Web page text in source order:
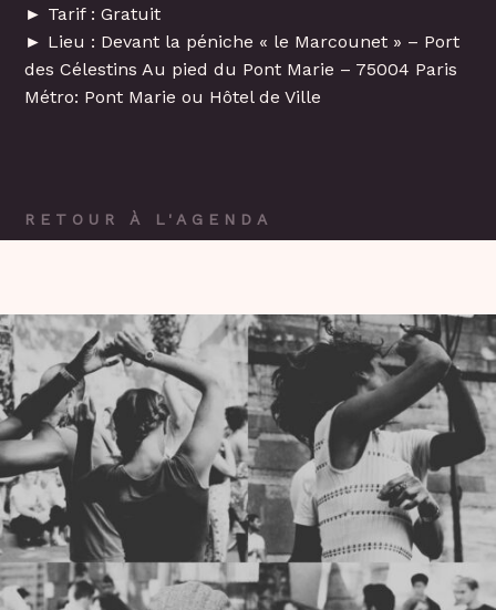
► Tarif : Gratuit
► Lieu : Devant la péniche « le Marcounet » – Port
des Célestins Au pied du Pont Marie – 75004 Paris
Métro: Pont Marie ou Hôtel de Ville
RETOUR À L'AGENDA